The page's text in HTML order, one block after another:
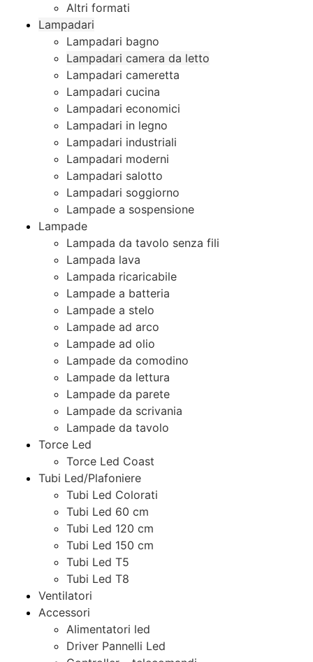
Altri formati
Lampadari
Lampadari bagno
Lampadari camera da letto
Lampadari cameretta
Lampadari cucina
Lampadari economici
Lampadari in legno
Lampadari industriali
Lampadari moderni
Lampadari salotto
Lampadari soggiorno
Lampade a sospensione
Lampade
Lampada da tavolo senza fili
Lampada lava
Lampada ricaricabile
Lampade a batteria
Lampade a stelo
Lampade ad arco
Lampade ad olio
Lampade da comodino
Lampade da lettura
Lampade da parete
Lampade da scrivania
Lampade da tavolo
Torce Led
Torce Led Coast
Tubi Led/Plafoniere
Tubi Led Colorati
Tubi Led 60 cm
Tubi Led 120 cm
Tubi Led 150 cm
Tubi Led T5
Tubi Led T8
Ventilatori
Accessori
Alimentatori led
Driver Pannelli Led